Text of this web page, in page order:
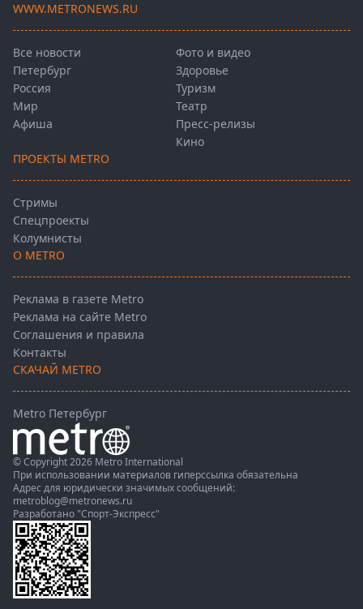
WWW.METRONEWS.RU
Все новости
Петербург
Россия
Мир
Афиша
Фото и видео
Здоровье
Туризм
Театр
Пресс-релизы
Кино
ПРОЕКТЫ METRO
Стримы
Спецпроекты
Колумнисты
О METRO
Реклама в газете Metro
Реклама на сайте Metro
Соглашения и правила
Контакты
СКАЧАЙ METRO
Metro Петербург
© Copyright 2026 Metro International
При использовании материалов гиперссылка обязательна
Адрес для юридически значимых сообщений:
metroblog@metronews.ru
Разработано "Спорт-Экспресс"